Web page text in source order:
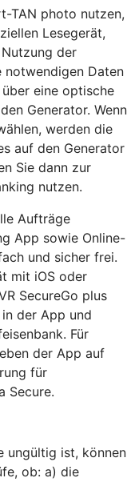
TAN photo nutzen,
Lesegerät,
der
Daten
eine optische
Generator. Wenn
werden die
auf den Generator
Sie dann zur
nutzen.
Aufträge
App sowie Online-
und sicher frei.
mit iOS oder
SecureGo plus
der App und
Für
der App auf
für
Secure.
ungültig ist, können
ob: a) die